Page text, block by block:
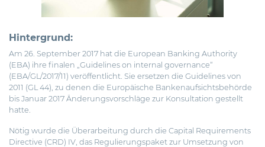
Hintergrund:
Am 26. September 2017 hat die European Banking Authority
(EBA) ihre finalen „Guidelines on internal governance“
(EBA/GL/2017/11) veröffentlicht. Sie ersetzen die Guidelines von
2011 (GL 44) , zu denen die Europäische Bankenaufsichtsbehörde
bis Januar 2017 Änderungsvorschläge zur Konsultation gestellt
hatte.
Nötig wurde die Überarbeitung durch die Capital Requirements
Directive (CRD) IV, das Regulierungspaket zur Umsetzung von